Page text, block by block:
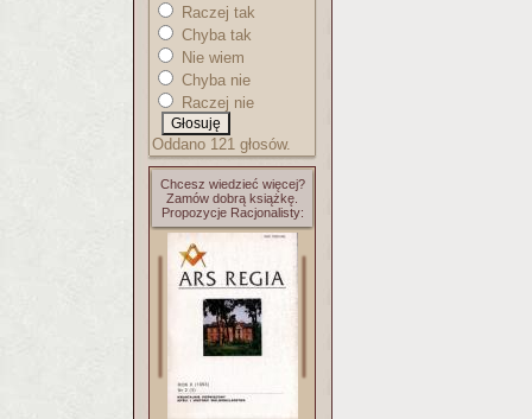
Raczej tak
Chyba tak
Nie wiem
Chyba nie
Raczej nie
Oddano 121 głosów.
Chcesz wiedzieć więcej?
Zamów dobrą książkę.
Propozycje Racjonalisty: